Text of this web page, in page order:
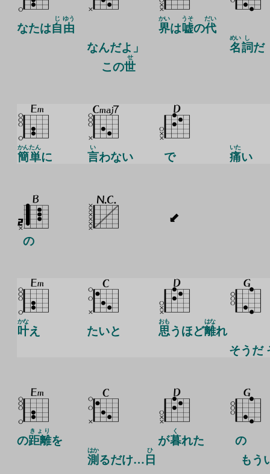
なたは自
じ
由
ゆう
なんだよ」
この世
せ
界
かい
は嘘
うそ
の代
だい
名
めい
詞
し
だ
簡
かん
単
たん
に 言
い
わない で 痛
いた
い
の
叶
かな
え たいと 思
おも
うほど離
はな
れ
そうだ
の距離
きょり
を
測
はか
るだけ… 日
ひ
が暮
く
れた
の
もう